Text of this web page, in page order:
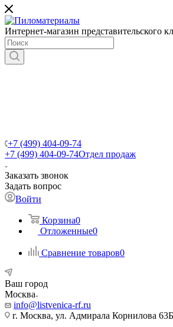
Интернет-магазин представительского
+7 (499) 404-09-74
+7 (499) 404-09-74Отдел продаж
Заказать звонок
Задать вопрос
Войти
Корзина0
Отложенные0
Сравнение товаров0
Ваш город
Москва
info@listvenica-rf.ru
г. Москва, ул. Адмирала Корнилова 63Б